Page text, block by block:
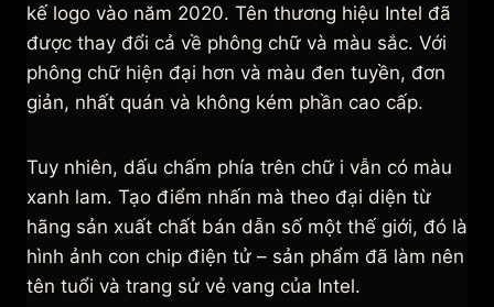
kế logo vào năm 2020. Tên thương hiệu Intel đã
được thay đổi cả về phông chữ và màu sắc. Với
phông chữ hiện đại hơn và màu đen tuyền, đơn
giản, nhất quán và không kém phần cao cấp.
Tuy nhiên, dấu chấm phía trên chữ i vẫn có màu
xanh lam. Tạo điểm nhấn mà theo đại diện từ
hãng sản xuất chất bán dẫn số một thế giới, đó là
hình ảnh con chip điện tử – sản phẩm đã làm nên
tên tuổi và trang sử vẻ vang của Intel.